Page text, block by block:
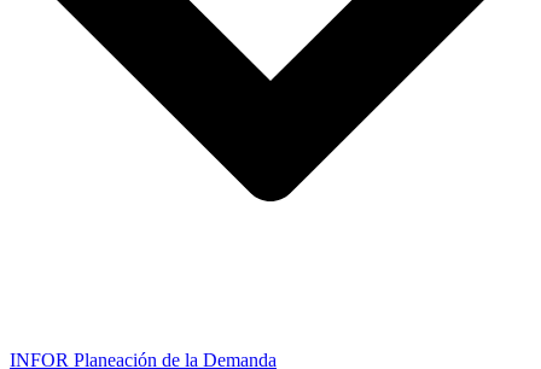
INFOR Planeación de la Demanda